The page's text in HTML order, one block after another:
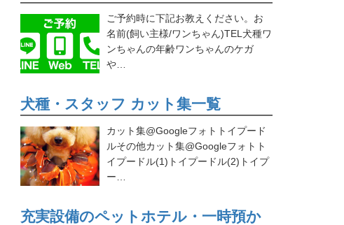
ご予約時に下記お教えください。お
名前(飼い主様/ワンちゃん)TEL犬種ワ
ンちゃんの年齢ワンちゃんのケガ
や…
犬種・スタッフ カット集一覧
カット集@Googleフォトトイプード
ルその他カット集@Googleフォトト
イプードル(1)トイプードル(2)トイプ
ー…
充実設備のペットホテル・一時預か